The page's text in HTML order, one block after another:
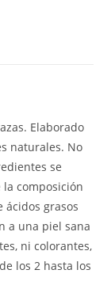
Elaborado
naturales. No
se
composición
ácidos grasos
a una piel sana
ni colorantes,
los 2 hasta los